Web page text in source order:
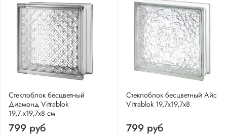
Стеклоблок бесцветный
Диамонд Vitrablok
19,7.x19,7x8 см
799 руб
Стеклоблок бесцветный Айс
Vitrablok 19,7x19,7x8
799 руб